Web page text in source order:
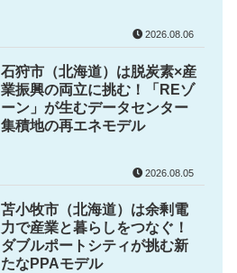
2026.08.06
石狩市（北海道）は脱炭素×産
業振興の両立に挑む！「REゾ
ーン」が生むデータセンター
集積地の再エネモデル
2026.08.05
苫小牧市（北海道）は余剰電
力で産業と暮らしをつなぐ！
ダブルポートシティが挑む新
たなPPAモデル